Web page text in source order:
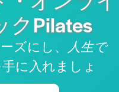
クPilates
ズにし、
人生で
に入れましょ